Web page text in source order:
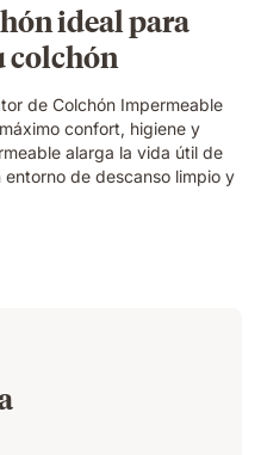
ideal para
colchón
de Colchón Impermeable
confort, higiene y
alarga la vida útil de
de descanso limpio y